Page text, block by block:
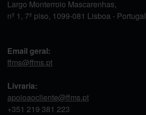
Largo Monterroio Mascarenhas,
nº 1, 7º piso, 1099-081 Lisboa - Portugal
Email geral:
ffms@ffms.pt
Livraria:
apoioaocliente@ffms.pt
+351 219 381 223